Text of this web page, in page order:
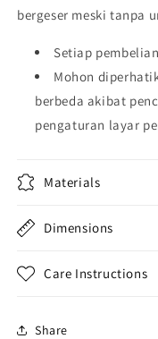
bergeser meski tanpa
Setiap
Mohon
berbeda akibat
pengaturan layar
Materials
Dimensions
Care Instructions
Share